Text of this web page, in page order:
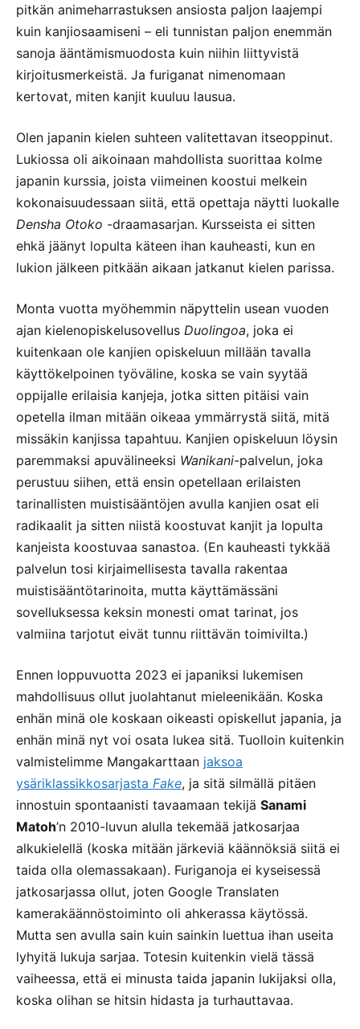
pitkän animeharrastuksen ansiosta paljon laajempi
kuin kanjiosaamiseni – eli tunnistan paljon enemmän
sanoja ääntämismuodosta kuin niihin liittyvistä
kirjoitusmerkeistä. Ja furiganat nimenomaan
kertovat, miten kanjit kuuluu lausua.
Olen japanin kielen suhteen valitettavan itseoppinut.
Lukiossa oli aikoinaan mahdollista suorittaa kolme
japanin kurssia, joista viimeinen koostui melkein
kokonaisuudessaan siitä, että opettaja näytti luokalle
Densha Otoko -draamasarjan. Kursseista ei sitten
ehkä jäänyt lopulta käteen ihan kauheasti, kun en
lukion jälkeen pitkään aikaan jatkanut kielen parissa.
Monta vuotta myöhemmin näpyttelin usean vuoden
ajan kielenopiskelusovellus Duolingoa, joka ei
kuitenkaan ole kanjien opiskeluun millään tavalla
käyttökelpoinen työväline, koska se vain syytää
oppijalle erilaisia kanjeja, jotka sitten pitäisi vain
opetella ilman mitään oikeaa ymmärrystä siitä, mitä
missäkin kanjissa tapahtuu. Kanjien opiskeluun löysin
paremmaksi apuvälineeksi Wanikani-palvelun, joka
perustuu siihen, että ensin opetellaan erilaisten
tarinallisten muistisääntöjen avulla kanjien osat eli
radikaalit ja sitten niistä koostuvat kanjit ja lopulta
kanjeista koostuvaa sanastoa. (En kauheasti tykkää
palvelun tosi kirjaimellisesta tavalla rakentaa
muistisääntötarinoita, mutta käyttämässäni
sovelluksessa keksin monesti omat tarinat, jos
valmiina tarjotut eivät tunnu riittävän toimivilta.)
Ennen loppuvuotta 2023 ei japaniksi lukemisen
mahdollisuus ollut juolahtanut mieleenikään. Koska
enhän minä ole koskaan oikeasti opiskellut japania, ja
enhän minä nyt voi osata lukea sitä. Tuolloin kuitenkin
valmistelimme Mangakarttaan jaksoa
ysäriklassikkosarjasta Fake, ja sitä silmällä pitäen
innostuin spontaanisti tavaamaan tekijä Sanami
Matoh’n 2010-luvun alulla tekemää jatkosarjaa
alkukielellä (koska mitään järkeviä käännöksiä siitä ei
taida olla olemassakaan). Furiganoja ei kyseisessä
jatkosarjassa ollut, joten Google Translaten
kamerakäännöstoiminto oli ahkerassa käytössä.
Mutta sen avulla sain kuin sainkin luettua ihan useita
lyhyitä lukuja sarjaa. Totesin kuitenkin vielä tässä
vaiheessa, että ei minusta taida japanin lukijaksi olla,
koska olihan se hitsin hidasta ja turhauttavaa.